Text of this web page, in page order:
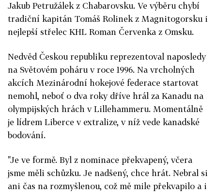
Jakub Petružálek z Chabarovsku. Ve výběru chybí
tradiční kapitán Tomáš Rolinek z Magnitogorsku i
nejlepší střelec KHL Roman Červenka z Omsku.
Nedvěd Českou republiku reprezentoval naposledy
na Světovém poháru v roce 1996. Na vrcholných
akcích Mezinárodní hokejové federace startovat
nemohl, neboť o dva roky dříve hrál za Kanadu na
olympijských hrách v Lillehammeru. Momentálně
je lídrem Liberce v extralize, v níž vede kanadské
bodování.
"Je ve formě. Byl z nominace překvapený, včera
jsme měli schůzku. Je nadšený, chce hrát. Nebral si
ani čas na rozmyšlenou, což mě mile překvapilo a i